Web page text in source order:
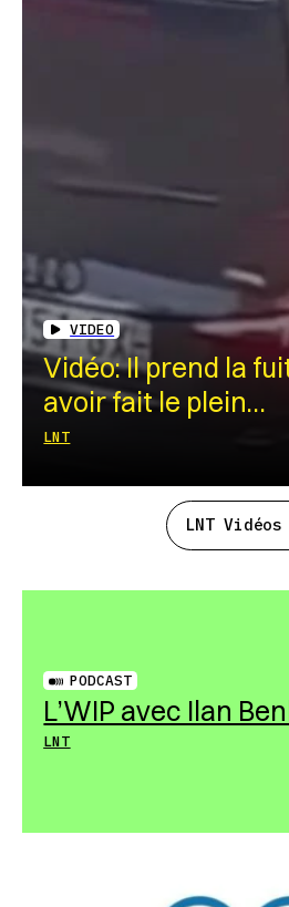
VIDEO
Vidéo: Il prend la
avoir fait le plein…
LNT
LNT Vidéos
PODCAST
L’WIP avec Ilan
LNT